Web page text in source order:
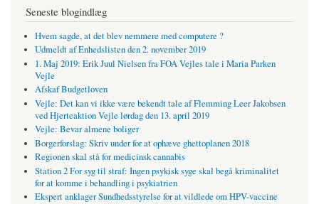
Seneste blogindlæg
Hvem sagde, at det blev nemmere med computere ?
Udmeldt af Enhedslisten den 2. november 2019
1. Maj 2019: Erik Juul Nielsen fra FOA Vejles tale i Maria Parken
Vejle
Afskaf Budgetloven
Vejle: Det kan vi ikke være bekendt tale af Flemming Leer Jakobsen
ved Hjerteaktion Vejle lørdag den 13. april 2019
Vejle: Bevar almene boliger
Borgerforslag: Skriv under for at ophæve ghettoplanen 2018
Regionen skal stå for medicinsk cannabis
Station 2 For syg til straf: Ingen psykisk syge skal begå kriminalitet
for at komme i behandling i psykiatrien
Ekspert anklager Sundhedsstyrelse for at vildlede om HPV-vaccine